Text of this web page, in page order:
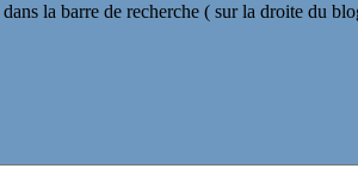
dans la barre de recherche ( sur la droite du